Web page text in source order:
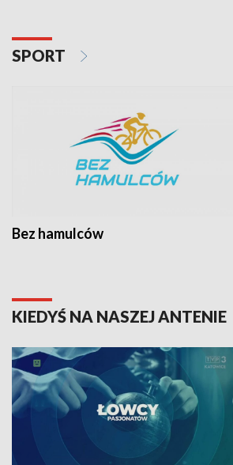
SPORT
Bez hamulców
KIEDYŚ NA NASZEJ ANTENIE